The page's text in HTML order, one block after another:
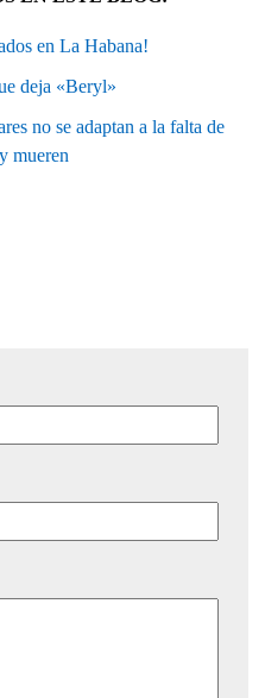
en La Habana!
deja «Beryl»
no se adaptan a la falta de
mueren